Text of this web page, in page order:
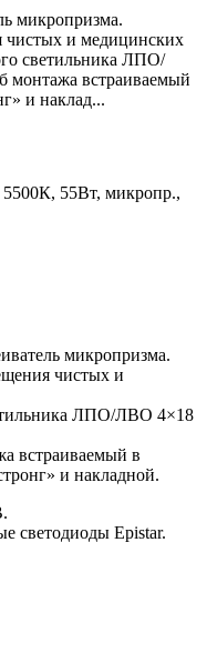
микропризма.
чистых и медицинских
светильника ЛПО/
монтажа встраиваемый
и наклад...
55Вт, микропр.,
микропризма.
чистых и
ЛПО/ЛВО 4×18
встраиваемый в
и накладной.
светодиоды Epistar.